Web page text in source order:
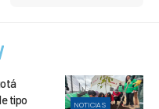
NOTICIAS
tipo